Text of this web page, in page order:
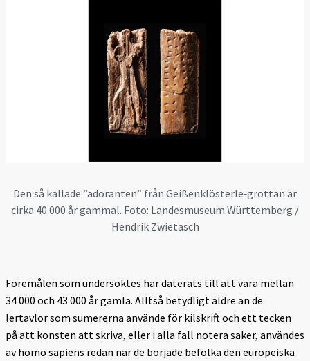
Den så kallade ”adoranten” från Geißenklösterle‑grottan är
cirka 40 000 år gammal. Foto: Landesmuseum Württemberg /
Hendrik Zwietasch
Föremålen som undersöktes har daterats till att vara mellan
34 000 och 43 000 år gamla. Alltså betydligt äldre än de
lertavlor som sumererna använde för kilskrift och ett tecken
på att konsten att skriva, eller i alla fall notera saker, användes
av homo sapiens redan när de började befolka den europeiska